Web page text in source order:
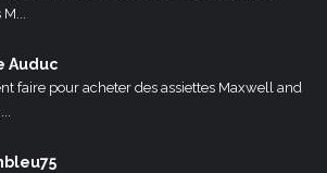
Auduc
faire pour acheter des assiettes Maxwell and